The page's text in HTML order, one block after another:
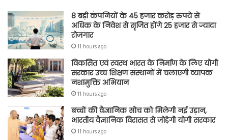
8 बड़ी कंपनियों के 45 हजार करोड़ रुपये से
अधिक के निवेश से सृजित होंगे 25 हजार से ज्यादा
रोजगार
11 hours ago
विकसित एवं स्वस्थ भारत के निर्माण के लिए योगी
सरकार उच्च शिक्षण संस्थानों में चलाएगी व्यापक
नशामुक्ति अभियान
11 hours ago
बच्चों की वैज्ञानिक सोच को मिलेगी नई उड़ान,
भारतीय वैज्ञानिक विरासत से जोड़ेगी योगी सरकार
11 hours ago